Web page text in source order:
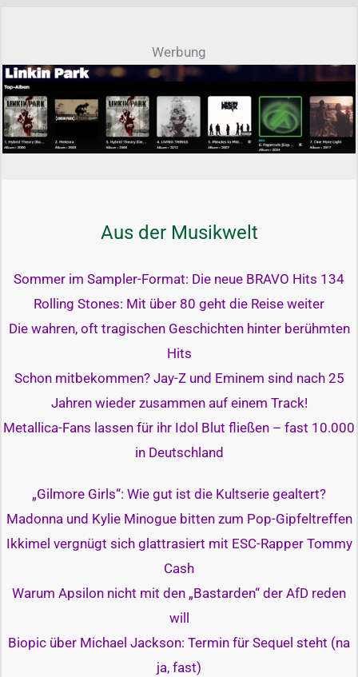
Werbung
Aus der Musikwelt
Sommer im Sampler-Format: Die neue BRAVO Hits 134
Rolling Stones: Mit über 80 geht die Reise weiter
Die wahren, oft tragischen Geschichten hinter berühmten
Hits
Schon mitbekommen? Jay-Z und Eminem sind nach 25
Jahren wieder zusammen auf einem Track!
Metallica-Fans lassen für ihr Idol Blut fließen – fast 10.000
in Deutschland
„Gilmore Girls“: Wie gut ist die Kultserie gealtert?
Madonna und Kylie Minogue bitten zum Pop-Gipfeltreffen
Ikkimel vergnügt sich glattrasiert mit ESC-Rapper Tommy
Cash
Warum Apsilon nicht mit den „Bastarden“ der AfD reden
will
Biopic über Michael Jackson: Termin für Sequel steht (na
ja, fast)